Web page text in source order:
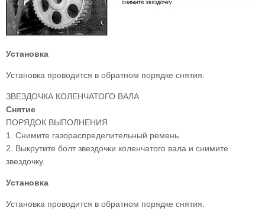
Установка
Установка проводится в обратном порядке снятия.
ЗВЕЗДОЧКА КОЛЕНЧАТОГО ВАЛА
Снятие
ПОРЯДОК ВЫПОЛНЕНИЯ
1. Снимите газораспределительный ремень.
2. Выкрутите болт звездочки коленчатого вала и снимите
звездочку.
Установка
Установка проводится в обратном порядке снятия.